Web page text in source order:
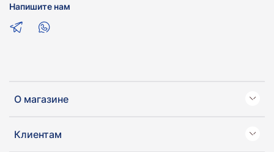
О магазине
Клиентам
Напишите нам